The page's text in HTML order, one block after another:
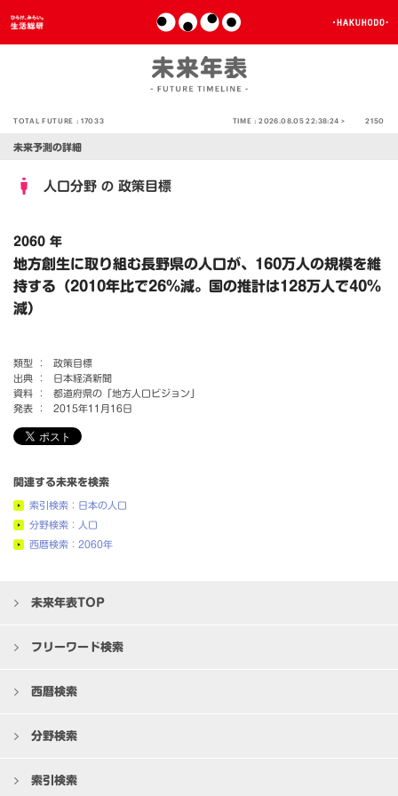
TOTAL FUTURE :17033 TIME :2026.08.05 22:38:24 > 2150
未来予測の詳細
人口分野 の 政策目標
2060 年
地方創生に取り組む長野県の人口が、160万人の規模を維
持する（2010年比で26％減。国の推計は128万人で40％
減）
類型 ：
政策目標
出典 ：
日本経済新聞
資料 ：
都道府県の「地方人口ビジョン」
発表 ：
2015年11月16日
関連する未来を検索
索引検索：日本の人口
分野検索：人口
西暦検索：2060年
未来年表TOP
フリーワード検索
西暦検索
分野検索
索引検索